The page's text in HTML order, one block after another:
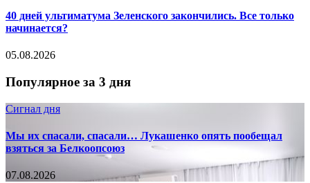
40 дней ультиматума Зеленского закончились. Все только
начинается?
05.08.2026
Популярное за 3 дня
Сигнал дня
Мы их спасали, спасали… Лукашенко опять пообещал
взяться за Белкоопсоюз
07.08.2026